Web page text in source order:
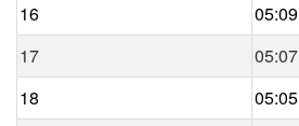
16
05:09
17
05:07
18
05:05